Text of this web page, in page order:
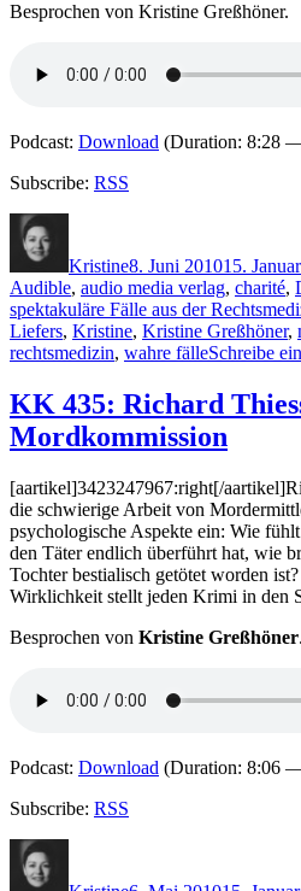
Besprochen von Kristine Greßhöner.
Podcast: Download (Duration: 8:28
Subscribe: RSS
Kristine8. Juni 201015.
Audible, audio media verlag, charité,
spektakuläre Fälle aus der
Liefers, Kristine, Kristine Greßhöner,
rechtsmedizin, wahre fälleSchreibe
KK 435: Richard
Mordkommission
[aartikel]3423247967:right[/
die schwierige Arbeit von
psychologische Aspekte ein: Wie
den Täter endlich überführt hat, wie
Tochter bestialisch getötet worden
Wirklichkeit stellt jeden Krimi in den
Besprochen von Kristine Greßhöner.
Podcast: Download (Duration: 8:06
Subscribe: RSS